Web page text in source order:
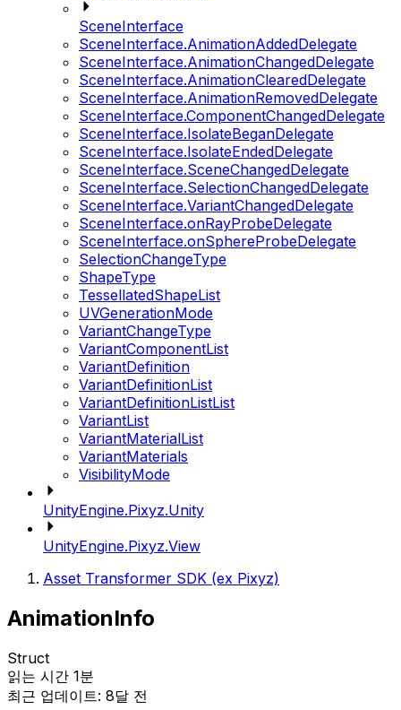
SceneInterface
SceneInterface.AnimationAddedDelegate
SceneInterface.AnimationChangedDelegate
SceneInterface.AnimationClearedDelegate
SceneInterface.AnimationRemovedDelegate
SceneInterface.ComponentChangedDelegate
SceneInterface.IsolateBeganDelegate
SceneInterface.IsolateEndedDelegate
SceneInterface.SceneChangedDelegate
SceneInterface.SelectionChangedDelegate
SceneInterface.VariantChangedDelegate
SceneInterface.onRayProbeDelegate
SceneInterface.onSphereProbeDelegate
SelectionChangeType
ShapeType
TessellatedShapeList
UVGenerationMode
VariantChangeType
VariantComponentList
VariantDefinition
VariantDefinitionList
VariantDefinitionListList
VariantList
VariantMaterialList
VariantMaterials
VisibilityMode
UnityEngine.Pixyz.Unity
UnityEngine.Pixyz.View
Asset Transformer SDK (ex Pixyz)
AnimationInfo
Struct
읽는 시간 1분
최근 업데이트: 8달 전